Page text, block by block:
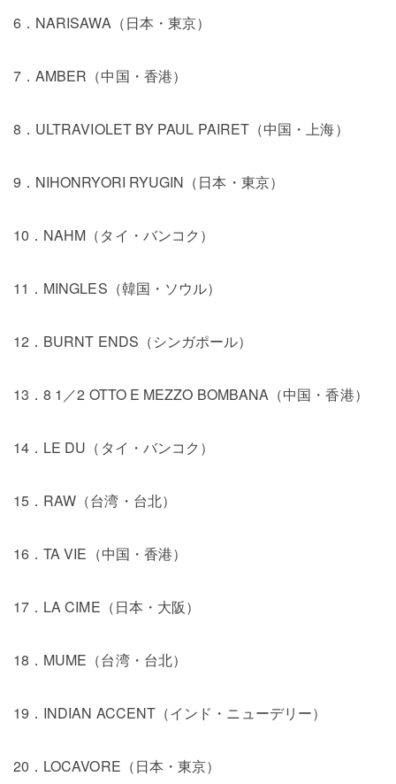
6．NARISAWA（日本・東京）
7．AMBER（中国・香港）
8．ULTRAVIOLET BY PAUL PAIRET（中国・上海）
9．NIHONRYORI RYUGIN（日本・東京）
10．NAHM（タイ・バンコク）
11．MINGLES（韓国・ソウル）
12．BURNT ENDS（シンガポール）
13．8 1／2 OTTO E MEZZO BOMBANA（中国・香港）
14．LE DU（タイ・バンコク）
15．RAW（台湾・台北）
16．TA VIE（中国・香港）
17．LA CIME（日本・大阪）
18．MUME（台湾・台北）
19．INDIAN ACCENT（インド・ニューデリー）
20．LOCAVORE（日本・東京）